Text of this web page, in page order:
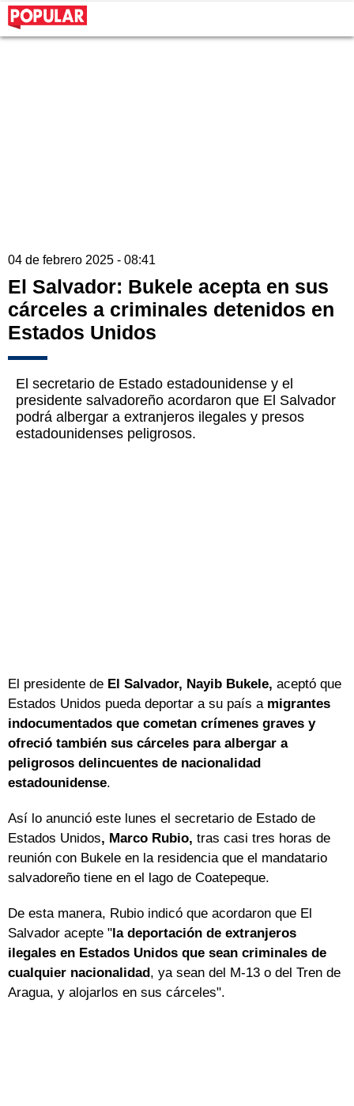
04 de febrero 2025 - 08:41
El Salvador: Bukele acepta en sus
cárceles a criminales detenidos en
Estados Unidos
El secretario de Estado estadounidense y el
presidente salvadoreño acordaron que El Salvador
podrá albergar a extranjeros ilegales y presos
estadounidenses peligrosos.
El presidente de El Salvador, Nayib Bukele, aceptó que
Estados Unidos pueda deportar a su país a migrantes
indocumentados que cometan crímenes graves y
ofreció también sus cárceles para albergar a
peligrosos delincuentes de nacionalidad
estadounidense.
Así lo anunció este lunes el secretario de Estado de
Estados Unidos, Marco Rubio, tras casi tres horas de
reunión con Bukele en la residencia que el mandatario
salvadoreño tiene en el lago de Coatepeque.
De esta manera, Rubio indicó que acordaron que El
Salvador acepte "la deportación de extranjeros
ilegales en Estados Unidos que sean criminales de
cualquier nacionalidad, ya sean del M-13 o del Tren de
Aragua, y alojarlos en sus cárceles".